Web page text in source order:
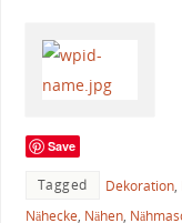
Save
Tagged Dekoration,
Nähecke, Nähen,